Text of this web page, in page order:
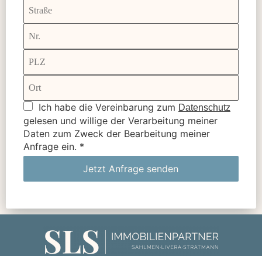
Ich habe die Vereinbarung zum Datenschutz
gelesen und willige der Verarbeitung meiner
Daten zum Zweck der Bearbeitung meiner
Anfrage ein. *
Jetzt Anfrage senden